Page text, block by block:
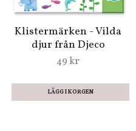
Klistermärken - Vilda
djur från Djeco
49 kr